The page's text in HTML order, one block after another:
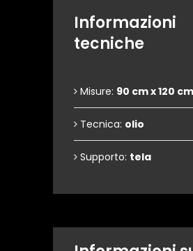
Informazioni
tecniche
Misure: 90 cm x 120
Tecnica: olio
Supporto: tela